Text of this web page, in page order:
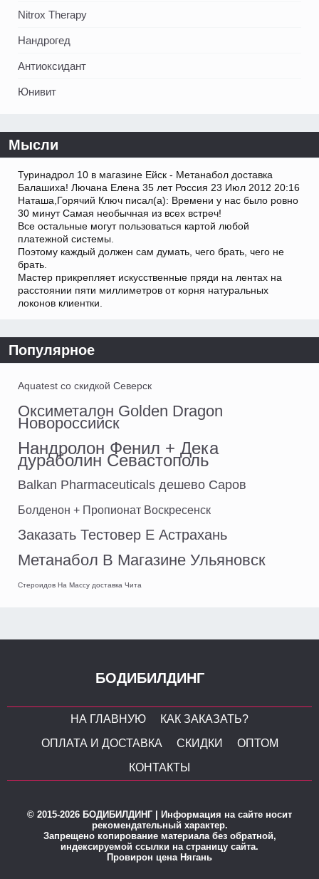
Nitrox Therapy
Нандрогед
Антиоксидант
Юнивит
Мысли
Туринадрол 10 в магазине Ейск - Метанабол доставка
Балашиха! Лючана Елена 35 лет Россия 23 Июл 2012 20:16
Наташа,Горячий Ключ писал(а): Времени у нас было ровно
30 минут Самая необычная из всех встреч!
Все остальные могут пользоваться картой любой
платежной системы.
Поэтому каждый должен сам думать, чего брать, чего не
брать.
Мастер прикрепляет искусственные пряди на лентах на
расстоянии пяти миллиметров от корня натуральных
локонов клиентки.
Популярное
Aquatest со скидкой Северск
Оксиметалон Golden Dragon
Новороссийск
Нандролон Фенил + Дека
дураболин Севастополь
Balkan Pharmaceuticals дешево Саров
Болденон + Пропионат Воскресенск
Заказать Тестовер Е Астрахань
Метанабол В Магазине Ульяновск
Стероидов На Массу доставка Чита
БОДИБИЛДИНГ
НА ГЛАВНУЮ
КАК ЗАКАЗАТЬ?
ОПЛАТА И ДОСТАВКА
СКИДКИ
ОПТОМ
КОНТАКТЫ
© 2015-2026 БОДИБИЛДИНГ | Информация на сайте носит
рекомендательный характер.
Запрещено копирование материала без обратной,
индексируемой ссылки на страницу сайта.
Провирон цена Нягань